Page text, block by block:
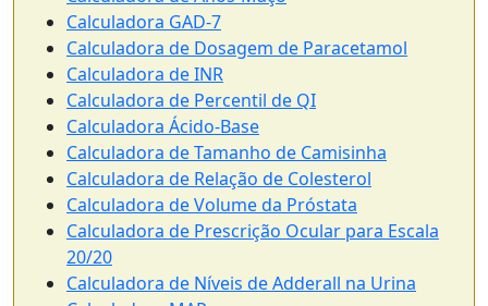
Calculadora GAD-7
Calculadora de Dosagem de Paracetamol
Calculadora de INR
Calculadora de Percentil de QI
Calculadora Ácido-Base
Calculadora de Tamanho de Camisinha
Calculadora de Relação de Colesterol
Calculadora de Volume da Próstata
Calculadora de Prescrição Ocular para Escala
20/20
Calculadora de Níveis de Adderall na Urina